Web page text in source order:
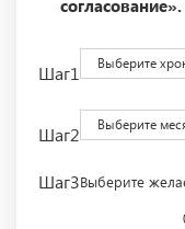
согласование».
Шаг1 Выберите
Шаг2 Выберите
Шаг3Выберите